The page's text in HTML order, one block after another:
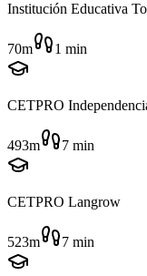
Institución Educativa
70m 1 min
CETPRO
493m 7 min
CETPRO Langrow
523m 7 min